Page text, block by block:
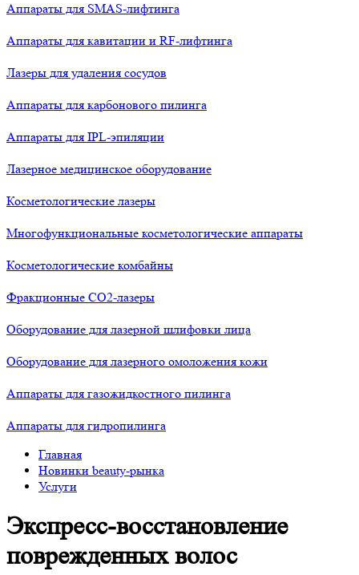
Аппараты для SMAS-лифтинга
Аппараты для кавитации и RF-лифтинга
Лазеры для удаления сосудов
Аппараты для карбонового пилинга
Аппараты для IPL-эпиляции
Лазерное медицинское оборудование
Косметологические лазеры
Многофункциональные косметологические аппараты
Косметологические комбайны
Фракционные СО2-лазеры
Оборудование для лазерной шлифовки лица
Оборудование для лазерного омоложения кожи
Аппараты для газожидкостного пилинга
Аппараты для гидропилинга
Главная
Новинки beauty-рынка
Услуги
Экспресс-восстановление
поврежденных волос